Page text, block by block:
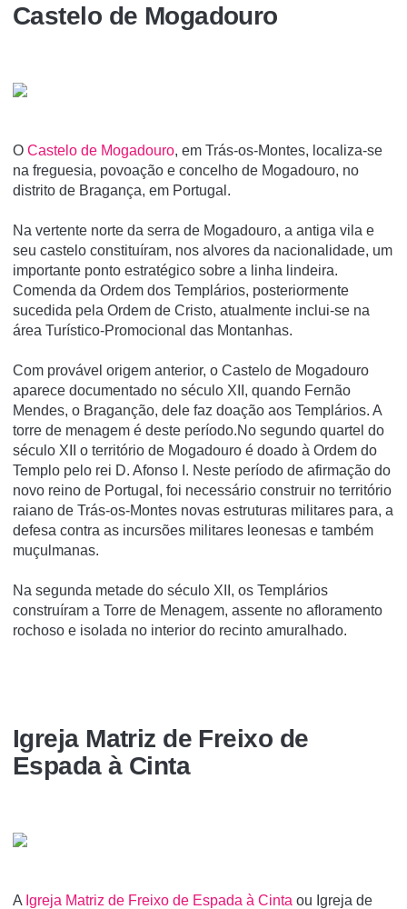
Castelo de Mogadouro
O Castelo de Mogadouro, em Trás-os-Montes, localiza-se
na freguesia, povoação e concelho de Mogadouro, no
distrito de Bragança, em Portugal.
Na vertente norte da serra de Mogadouro, a antiga vila e
seu castelo constituí­ram, nos alvores da nacionalidade, um
importante ponto estratégico sobre a linha lindeira.
Comenda da Ordem dos Templários, posteriormente
sucedida pela Ordem de Cristo, atualmente inclui-se na
área Turí­stico-Promocional das Montanhas.
Com provável origem anterior, o Castelo de Mogadouro
aparece documentado no século XII, quando Fernão
Mendes, o Braganção, dele faz doação aos Templários. A
torre de menagem é deste período.No segundo quartel do
século XII o território de Mogadouro é doado à Ordem do
Templo pelo rei D. Afonso I. Neste período de afirmação do
novo reino de Portugal, foi necessário construir no território
raiano de Trás-os-Montes novas estruturas militares para, a
defesa contra as incursões militares leonesas e também
muçulmanas.
Na segunda metade do século XII, os Templários
construíram a Torre de Menagem, assente no afloramento
rochoso e isolada no interior do recinto amuralhado.
Igreja Matriz de Freixo de
Espada à Cinta
A Igreja Matriz de Freixo de Espada à Cinta ou Igreja de